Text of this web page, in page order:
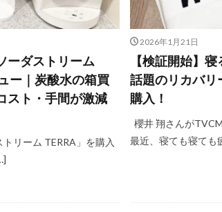
ーダストリーム
ー｜炭酸水の箱買
スト・手間が激減
リーム TERRA」を購入
2026年1月21日
【検証開始】
話題のリカバリ
購入！
櫻井 翔さんが
最近、寝ても寝ても